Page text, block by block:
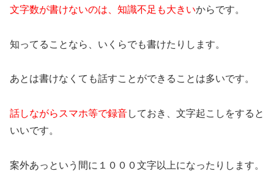
文字数が書けないのは、知識不足も大きいからです。
知ってることなら、いくらでも書けたりします。
あとは書けなくても話すことができることは多いです。
話しながらスマホ等で録音しておき、文字起こしをすると
いいです。
案外あっという間に１０００文字以上になったりします。